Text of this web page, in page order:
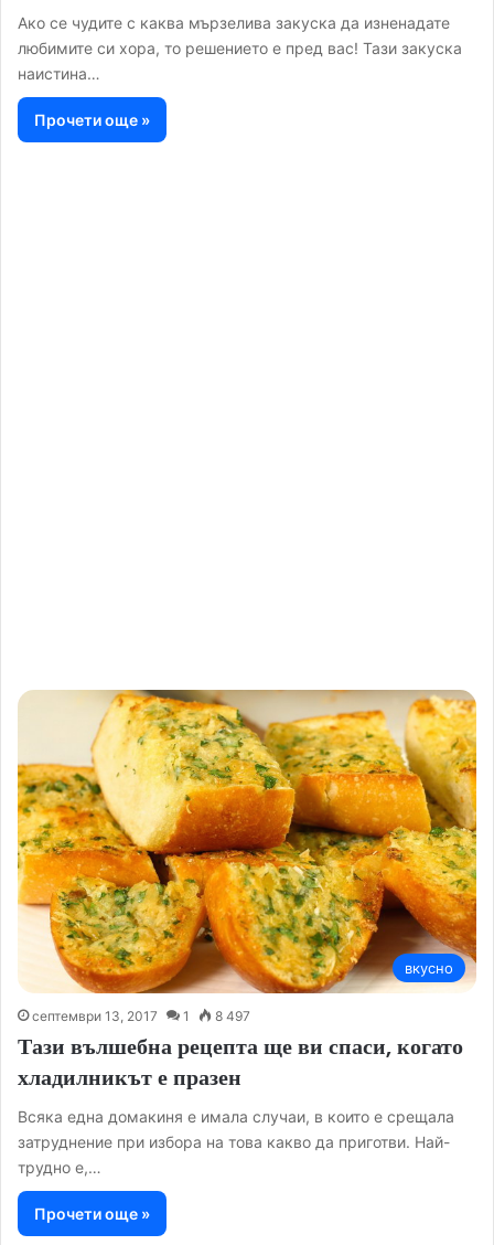
Ако се чудите с каква мързелива закуска да изненадате
любимите си хора, то решението е пред вас! Тази закуска
наистина…
Прочети още »
вкусно
септември 13, 2017 1 8 497
Тази вълшебна рецепта ще ви спаси, когато
хладилникът е празен
Всяка една домакиня е имала случаи, в които е срещала
затруднение при избора на това какво да приготви. Най-
трудно е,…
Прочети още »